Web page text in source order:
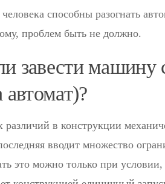
способны разогнать
проблем быть не должно.
завести машину
автомат)?
в конструкции
вводит множество
это можно только при условии,